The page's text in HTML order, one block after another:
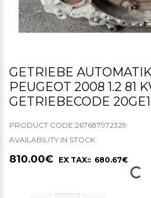
GETRIEBE
PEUGEOT 2008 1.2 81
GETRIEBECODE
PRODUCT CODE:267687972329
AVAILABILITY:IN STOCK
810.00€ EX TAX:: 680.67€